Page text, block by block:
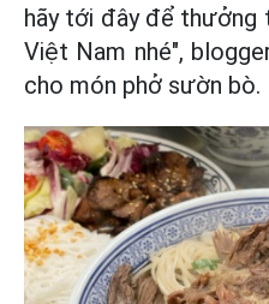
hãy tới đây để thưởng
Việt Nam nhé",
cho món phở sườn bò.